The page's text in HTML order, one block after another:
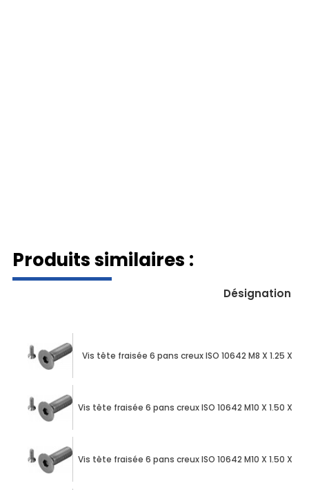
Produits similaires :
Désignation
Vis tête fraisée 6 pans creux ISO 10642 M8 X 1.25 X 16/
Vis tête fraisée 6 pans creux ISO 10642 M10 X 1.50 X
Vis tête fraisée 6 pans creux ISO 10642 M10 X 1.50 X